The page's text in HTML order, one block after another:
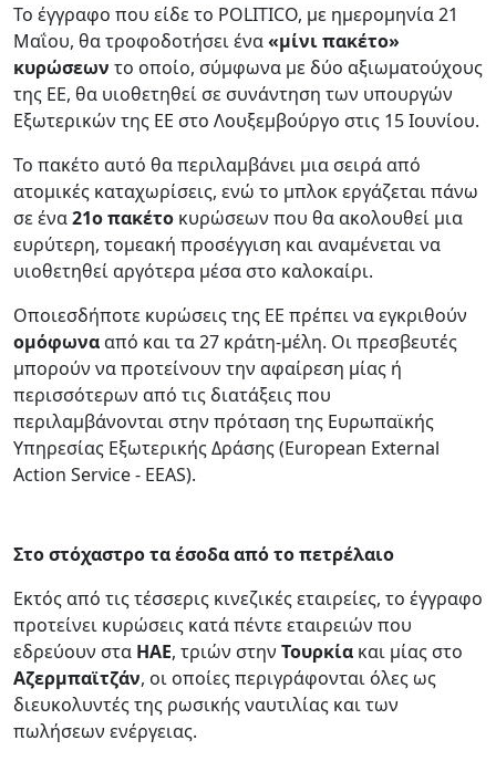
Το έγγραφο που είδε το POLITICO, με ημερομηνία 21
Μαΐου, θα τροφοδοτήσει ένα«μίνι πακέτο»
κυρώσεων το οποίο, σύμφωνα με δύο αξιωματούχους
της ΕΕ, θα υιοθετηθεί σε συνάντηση των υπουργών
Εξωτερικών της ΕΕ στο Λουξεμβούργο στις 15 Ιουνίου.
Το πακέτο αυτό θα περιλαμβάνει μια σειρά από
ατομικές καταχωρίσεις, ενώ το μπλοκ εργάζεται πάνω
σε ένα21ο πακέτο κυρώσεων που θα ακολουθεί μια
ευρύτερη, τομεακή προσέγγιση και αναμένεται να
υιοθετηθεί αργότερα μέσα στο καλοκαίρι.
Οποιεσδήποτε κυρώσεις της ΕΕ πρέπει να εγκριθούν
ομόφωνααπό και τα 27 κράτη-μέλη. Οι πρεσβευτές
μπορούν να προτείνουν την αφαίρεση μίας ή
περισσότερων από τις διατάξεις που
περιλαμβάνονται στην πρόταση της Ευρωπαϊκής
Υπηρεσίας Εξωτερικής Δράσης (European External
Action Service - EEAS).
Στο στόχαστρο τα έσοδα από το πετρέλαιο
Εκτός από τις τέσσερις κινεζικές εταιρείες, το έγγραφο
προτείνει κυρώσεις κατά πέντε εταιρειών που
εδρεύουν στα ΗΑΕ, τριών στην Τουρκία και μίας στο
Αζερμπαϊτζάν, οι οποίες περιγράφονται όλες ως
διευκολυντές της ρωσικής ναυτιλίας και των
πωλήσεων ενέργειας.